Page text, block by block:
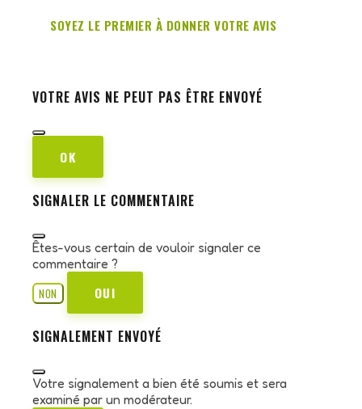
SOYEZ LE PREMIER À DONNER VOTRE AVIS
VOTRE AVIS NE PEUT PAS ÊTRE ENVOYÉ
OK
SIGNALER LE COMMENTAIRE
Êtes-vous certain de vouloir signaler ce
commentaire ?
NON
OUI
SIGNALEMENT ENVOYÉ
Votre signalement a bien été soumis et sera
examiné par un modérateur.